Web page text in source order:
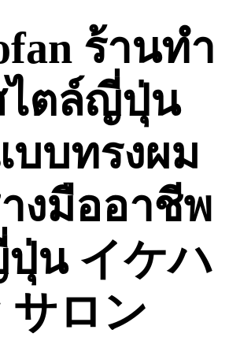
ร้านทำ
ไตล์ญี่ปุ่น
บบทรงผม
งมืออาชีพ
น イケハ
サロン